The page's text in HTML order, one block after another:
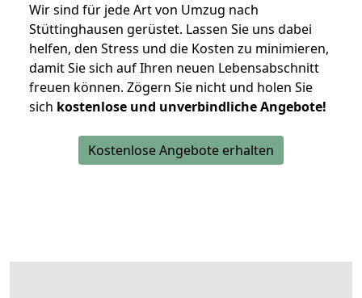
Wir sind für jede Art von Umzug nach
Stüttinghausen gerüstet. Lassen Sie uns dabei
helfen, den Stress und die Kosten zu minimieren,
damit Sie sich auf Ihren neuen Lebensabschnitt
freuen können. Zögern Sie nicht und holen Sie
sich kostenlose und unverbindliche Angebote!
Kostenlose Angebote erhalten